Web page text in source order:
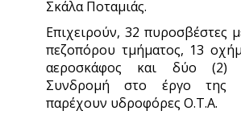
Σκάλα Ποταμιάς.
Επιχειρούν, 32 πυροσβέστες
πεζοπόρου τμήματος, 13
αεροσκάφος και δύο (2)
Συνδρομή στο έργο της
παρέχουν υδροφόρες Ο.Τ.Α.